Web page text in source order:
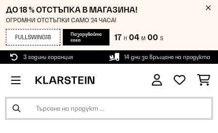
ДО 18 % ОТСТЪПКА В МАГАЗИНА!
ОГРОМНИ ОТСТЪПКИ САМО 24 ЧАСА!
FULLSWING18
Пазарувайте
сега
17 H 04 M 00 S
3 години гаранция 14 дни за връщане на продукта